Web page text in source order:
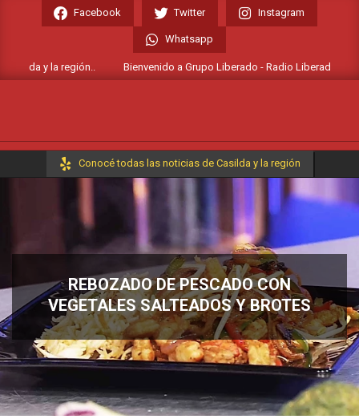
Facebook Twitter Instagram
Whatsapp
y la región.. Bienvenido a Grupo Liberado - Radio Liberada FM
Primary
Conocé todas las noticias de Casilda y la región
REBOZADO DE PESCADO CON
VEGETALES SALTEADOS Y BROTES